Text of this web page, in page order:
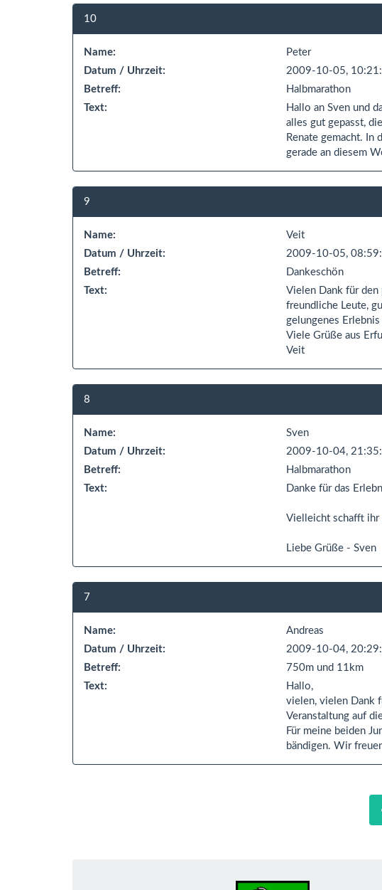
10
Name:
Peter
Datum / Uhrzeit:
2009-10-05,
Betreff:
Halbmarathon
Text:
Hallo an Sven und
alles gut gepasst,
Renate gemacht.
gerade an diesem
9
Name:
Veit
Datum / Uhrzeit:
2009-10-05,
Betreff:
Dankeschön
Text:
Vielen Dank für den
freundliche Leute,
gelungenes
Viele Grüße aus
Veit
8
Name:
Sven
Datum / Uhrzeit:
2009-10-04,
Betreff:
Halbmarathon
Text:
Danke für das
Vielleicht schafft ihr
Liebe Grüße - Sven
7
Name:
Andreas
Datum / Uhrzeit:
2009-10-04,
Betreff:
750m und 11km
Text:
Hallo,
vielen, vielen Dank
Veranstaltung auf
Für meine beiden
bändigen. Wir